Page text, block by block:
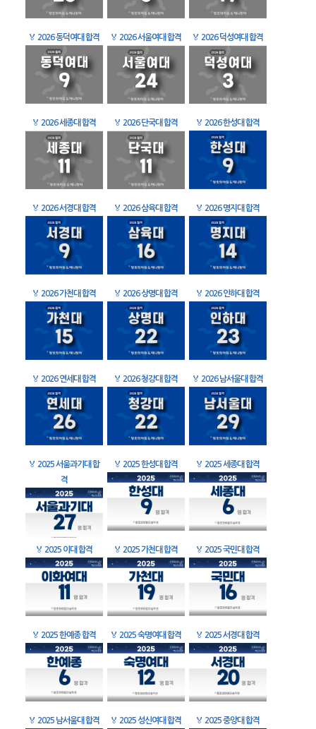
🏅 2026 동덕여대 합격 🏅 2026 서울여대 합격 🏅 2026 덕성여대 합격
🏅 2026 세종대 합격 🏅 2026 단국대 합격 🏅 2026 한성대 합격
🏅 2026 서경대 합격 🏅 2026 삼육대 합격 🏅 2026 명지대 합격
🏅 2026 가천대 합격 🏅 2026 상명대 합격 🏅 2026 인하대 합격
🏅 2026 연세대 합격 🏅 2026 청강대 합격 🏅 2026 남서울대 합격
🏅 2025 서울과기대 합
격
🏅 2025 한성대 합격 🏅 2025 세종대 합격
🏅 2025 이대 합격 🏅 2025 가천대 합격 🏅 2025 국민대 합격
🏅 2025 한예종 합격 🏅 2025 숙명여대 합격 🏅 2025 서경대 합격
🏅 2025 남서울대 합격 🏅 2025 성신여대 합격 🏅 2025 중앙대 합격